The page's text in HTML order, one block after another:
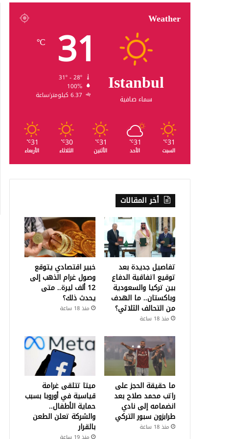
Weather
Istanbul
سماء صافية
31
℃
100%
6.37 كيلومتر/ساعة
31
℃
السبت
31
℃
الأحد
31
℃
الأثنين
30
℃
الثلاثاء
31
℃
الأربعاء
أخر المقالات
تفاصيل جديدة بعد
توقيع اتفاقية الدفاع
بين تركيا والسعودية
وباكستان.. ما الهدف
من التحالف الثلاثي؟
منذ 18 ساعة
خبير اقتصادي يتوقع
وصول غرام الذهب إلى
12 ألف ليرة.. متى
يحدث ذلك؟
منذ 18 ساعة
ما حقيقة الحجز على
راتب محمد صلاح بعد
انضمامه إلى نادي
طرابزون سبور التركي
منذ 18 ساعة
ميتا تتلقى غرامة
قياسية في أوروبا بسبب
حماية الأطفال..
والشركة تعلن الطعن
بالقرار